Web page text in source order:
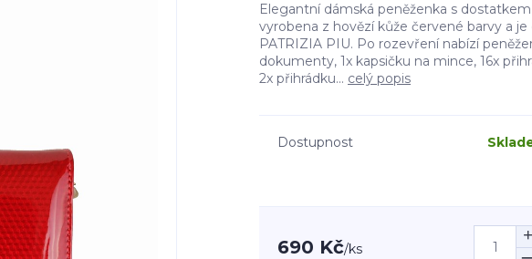
Elegantní dámská peněženka s
vyrobena z hovězí kůže červené barvy a
PATRIZIA PIU. Po rozevření nabízí
dokumenty, 1x kapsičku na mince, 16x
2x přihrádku... celý popis
Dostupnost
690 Kč/ks